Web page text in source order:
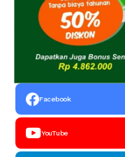
Facebook
YouTube